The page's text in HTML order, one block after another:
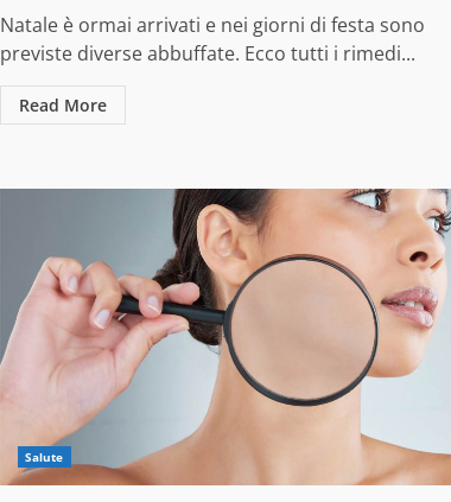
Natale è ormai arrivati e nei giorni di festa sono
previste diverse abbuffate. Ecco tutti i rimedi...
Read More
Salute